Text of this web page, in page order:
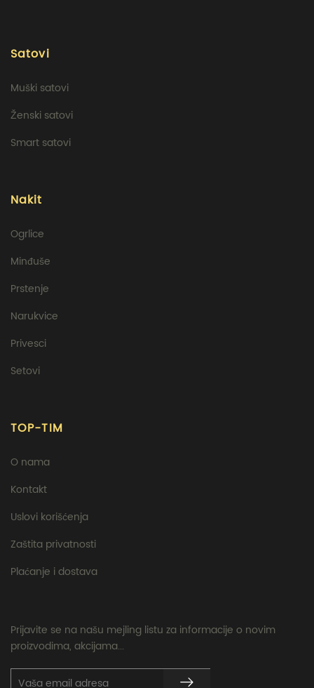
Satovi
Muški satovi
Ženski satovi
Smart satovi
Nakit
Ogrlice
Minđuše
Prstenje
Narukvice
Privesci
Setovi
TOP-TIM
O nama
Kontakt
Uslovi korišćenja
Zaštita privatnosti
Plaćanje i dostava
Prijavite se na našu mejling listu za informacije o novim
proizvodima, akcijama...